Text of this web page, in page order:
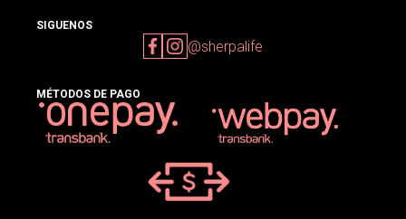
SIGUENOS
@sherpalife
MÉTODOS DE PAGO